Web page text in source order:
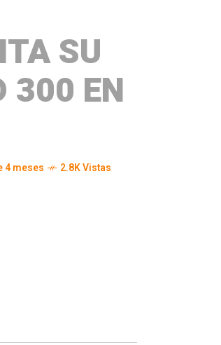
SU
300 EN
4 meses 2.8K Vistas